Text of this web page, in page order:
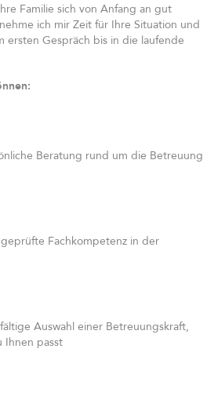
Familie sich von Anfang an gut
ich mir Zeit für Ihre Situation und
ersten Gespräch bis in die laufende
Beratung rund um die Betreuung
Fachkompetenz in der
Auswahl einer Betreuungskraft,
Ihnen passt